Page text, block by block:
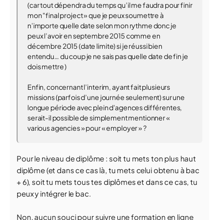
(car tout dépendra du temps qu’il me faudra pour finir
mon "final project » que je peux soumettre à
n’importe quelle date selon mon rythme donc je
peux l’avoir en septembre 2015 comme en
décembre 2015 (date limite) si je réussi bien
entendu… du coup je ne sais pas quelle date de fin je
dois mettre )
Enfin, concernant l’interim, ayant fait plusieurs
missions (parfois d’une journée seulement) sur une
longue période avec plein d'agences différentes,
serait-il possible de simplement mentionner «
various agencies » pour « employer » ?
Pour le niveau de diplôme : soit tu mets ton plus haut
diplôme (et dans ce cas là, tu mets celui obtenu à bac
+ 6), soit tu mets tous tes diplômes et dans ce cas, tu
peux y intégrer le bac.
Non, aucun souci pour suivre une formation en ligne